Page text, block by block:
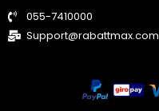
055-7410000
Support@rabattmax.com